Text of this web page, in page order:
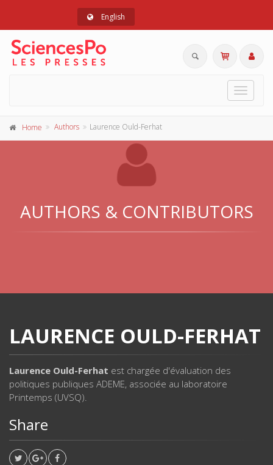
English
Toggle
Home Authors Laurence Ould-Ferhat
AUTHORS & CONTRIBUTORS
LAURENCE OULD-FERHAT
Laurence Ould-Ferhat est chargée d'évaluation des
politiques publiques ADEME, associée au laboratoire
Printemps (UVSQ).
Share